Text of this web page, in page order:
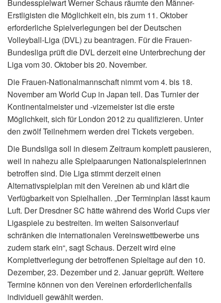
Bundesspielwart Werner Schaus räumte den Männer-
Erstligisten die Möglichkeit ein, bis zum 11. Oktober
erforderliche Spielverlegungen bei der Deutschen
Volleyball-Liga (DVL) zu beantragen. Für die Frauen-
Bundesliga prüft die DVL derzeit eine Unterbrechung der
Liga vom 30. Oktober bis 20. November.
Die Frauen-Nationalmannschaft nimmt vom 4. bis 18.
November am World Cup in Japan teil. Das Turnier der
Kontinentalmeister und -vizemeister ist die erste
Möglichkeit, sich für London 2012 zu qualifizieren. Unter
den zwölf Teilnehmern werden drei Tickets vergeben.
Die Bundsliga soll in diesem Zeitraum komplett pausieren,
weil in nahezu alle Spielpaarungen Nationalspielerinnen
betroffen sind. Die Liga stimmt derzeit einen
Alternativspielplan mit den Vereinen ab und klärt die
Verfügbarkeit von Spielhallen. „Der Terminplan lässt kaum
Luft. Der Dresdner SC hätte während des World Cups vier
Ligaspiele zu bestreiten. Im weiten Saisonverlauf
schränken die internationalen Vereinswettbewerbe uns
zudem stark ein“, sagt Schaus. Derzeit wird eine
Komplettverlegung der betroffenen Spieltage auf den 10.
Dezember, 23. Dezember und 2. Januar geprüft. Weitere
Termine können von den Vereinen erforderlichenfalls
individuell gewählt werden.